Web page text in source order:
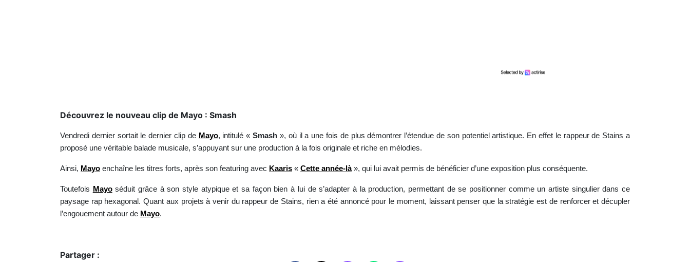
Découvrez le nouveau clip de Mayo : Smash
Vendredi dernier sortait le dernier clip de Mayo, intitulé «Smash », où il a une fois de plus démontrer l’étendue de son potentiel artistique. En effet le rappeur de Stains a
proposé une véritable balade musicale, s’appuyant sur une production à la fois originale et riche en mélodies.
Ainsi, Mayo enchaîne les titres forts, après son featuring avec Kaaris « Cette année-là», qui lui avait permis de bénéficier d’une exposition plus conséquente.
Toutefois Mayo séduit grâce à son style atypique et sa façon bien à lui de s’adapter à la production, permettant de se positionner comme un artiste singulier dans ce
paysage rap hexagonal. Quant aux projets à venir du rappeur de Stains, rien a été annoncé pour le moment, laissant penser que la stratégie est de renforcer et décupler
l’engouement autour de Mayo.
Partager :